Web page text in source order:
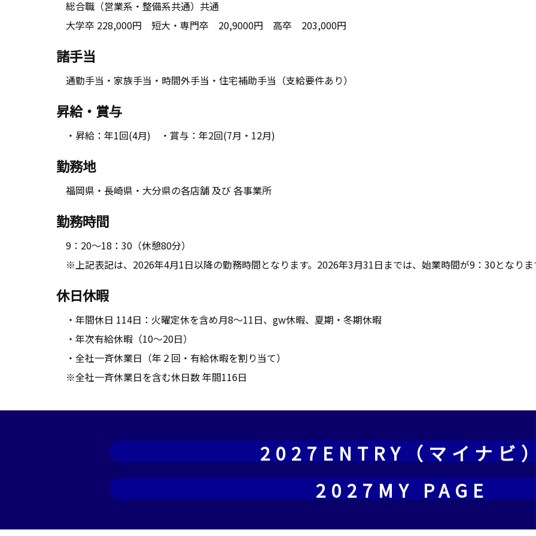
総合職（営業系・整備系共通）共通
大学卒 228,000円 短大・専門卒 20,9000円 高卒 203,000円
諸手当
通勤手当・家族手当・時間外手当・住宅補助手当（支給要件あり）
昇給・賞与
・昇給：年1回(4月) ・賞与：年2回(7月・12月)
勤務地
福岡県・長崎県・大分県の各店舗 及び 各事業所
勤務時間
9：20～18：30（休憩80分）
※上記表記は、2026年4月1日以降の勤務時間となります。2026年3月31日までは、始業時間が9：30となりま
休日休暇
・年間休日 114日：火曜定休を含め月8～11日、gw休暇、夏期・冬期休暇
・年次有給休暇（10～20日）
・全社一斉休業日（年２回・有給休暇を割り当て）
※全社一斉休業日を含む休日数 年間116日
2027ENTRY（マイナビ
2027MY PAGE